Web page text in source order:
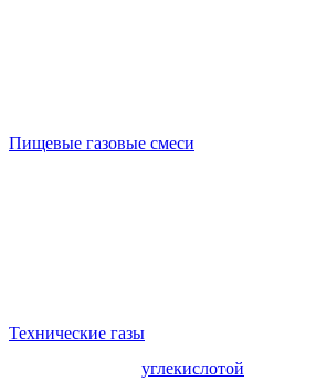
Пищевые газовые смеси
Технические газы
углекислотой